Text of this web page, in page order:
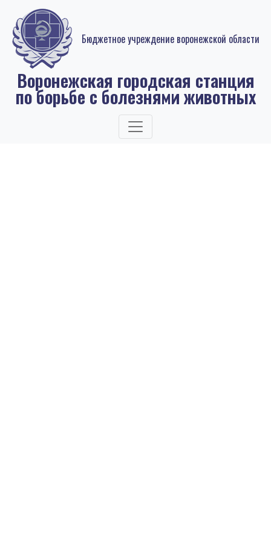
Бюджетное учреждение воронежской области
Воронежская городская станция
по борьбе с болезнями животных